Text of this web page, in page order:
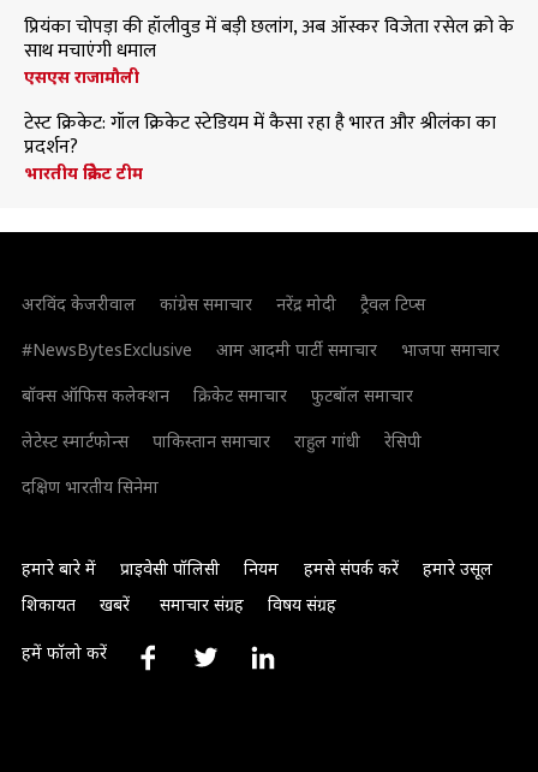
प्रियंका चोपड़ा की हॉलीवुड में बड़ी छलांग, अब ऑस्कर विजेता रसेल क्रो के
साथ मचाएंगी धमाल
एसएस राजामौली
टेस्ट क्रिकेट: गॉल क्रिकेट स्टेडियम में कैसा रहा है भारत और श्रीलंका का
प्रदर्शन?
भारतीय क्रिकेट टीम
अरविंद केजरीवाल कांग्रेस समाचार नरेंद्र मोदी
ट्रैवल टिप्स
#NewsBytesExclusive
आम आदमी पार्टी समाचार
भाजपा समाचार
बॉक्स ऑफिस कलेक्शन
क्रिकेट समाचार
फुटबॉल समाचार
लेटेस्ट स्मार्टफोन्स
पाकिस्तान समाचार राहुल गांधी
रेसिपी
दक्षिण भारतीय सिनेमा
हमारे बारे में प्राइवेसी पॉलिसी नियम हमसे संपर्क करें
हमारे उसूल
शिकायत
खबरें समाचार संग्रह विषय संग्रह
हमें फॉलो करें